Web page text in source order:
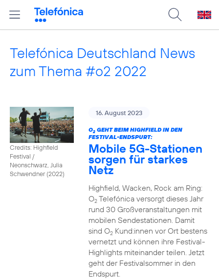
Telefónica Deutschland News
zum Thema #o2 2022
Credits: Highfield
Festival /
Neonschwarz, Julia
Schwendner (2022)
16. August 2023
O2GEHT BEIM HIGHFIELD IN DEN
FESTIVAL-ENDSPURT:
Mobile 5G-Stationen
sorgen für starkes
Netz
Highfield, Wacken, Rock am Ring:
O2Telefónica versorgt dieses Jahr
rund 30 Großveranstaltungen mit
mobilen Sendestationen. Damit
sind O2Kund:innen vor Ort bestens
vernetzt und können ihre Festival-
Highlights miteinander teilen. Jetzt
geht der Festivalsommer in den
Endspurt.